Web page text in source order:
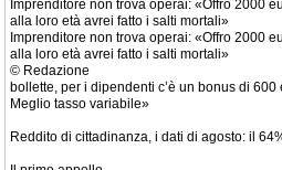
Imprenditore non trova operai: «Offro 2000
alla loro età avrei fatto i salti mortali»
Imprenditore non trova operai: «Offro 2000
alla loro età avrei fatto i salti mortali»
© Redazione
bollette, per i dipendenti c’è un bonus di
Meglio tasso variabile»
Reddito di cittadinanza, i dati di agosto: il